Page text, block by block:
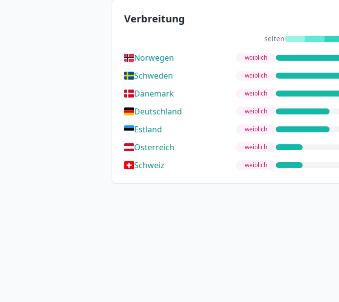
Verbreitung
selten
Norwegen weiblich
Schweden weiblich
Dänemark weiblich
Deutschland weiblich
Estland weiblich
Österreich weiblich
Schweiz weiblich